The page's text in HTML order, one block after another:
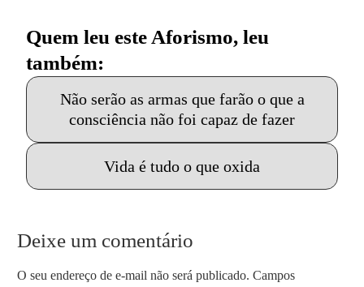
Quem leu este Aforismo, leu
também:
Não serão as armas que farão o que a
consciência não foi capaz de fazer
Vida é tudo o que oxida
Deixe um comentário
O seu endereço de e-mail não será publicado. Campos